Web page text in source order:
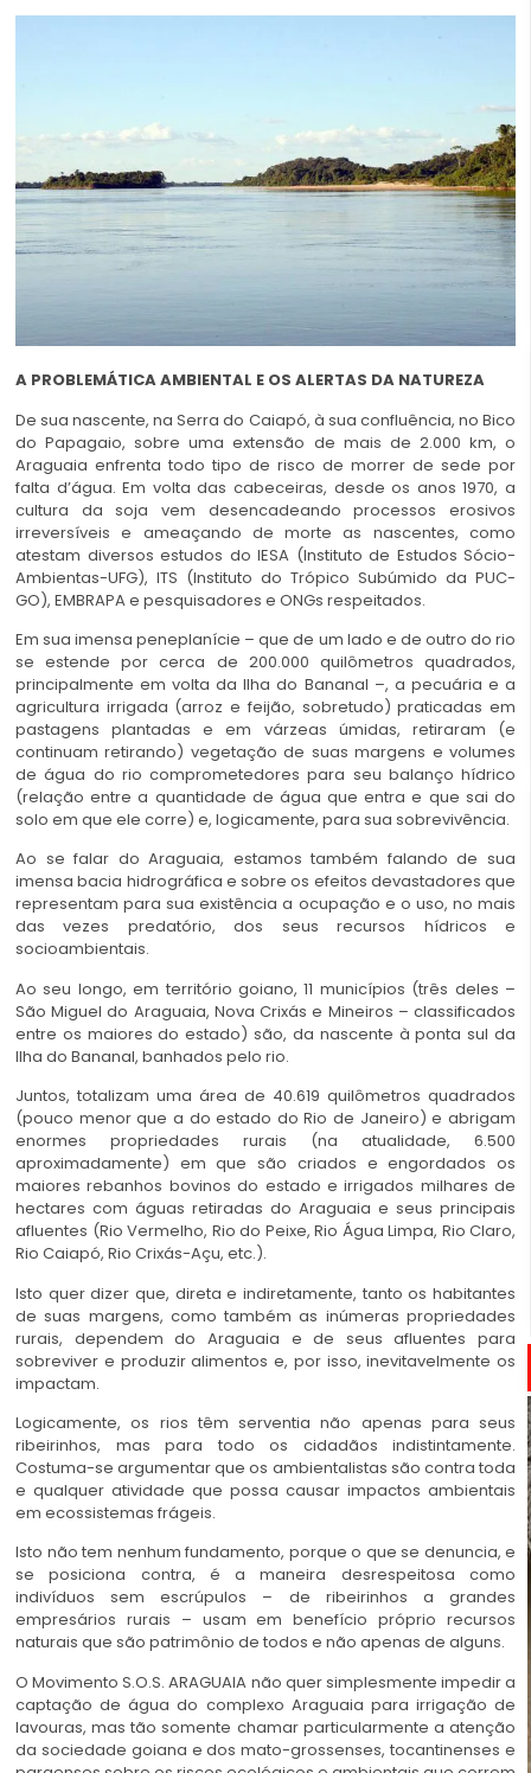
A PROBLEMÁTICA AMBIENTAL E OS ALERTAS DA NATUREZA
De sua nascente, na Serra do Caiapó, à sua confluência, no Bico
do Papagaio, sobre uma extensão de mais de 2.000 km, o
Araguaia enfrenta todo tipo de risco de morrer de sede por
falta d’água. Em volta das cabeceiras, desde os anos 1970, a
cultura da soja vem desencadeando processos erosivos
irreversíveis e ameaçando de morte as nascentes, como
atestam diversos estudos do IESA (Instituto de Estudos Sócio-
Ambientas-UFG), ITS (Instituto do Trópico Subúmido da PUC-
GO), EMBRAPA e pesquisadores e ONGs respeitados.
Em sua imensa peneplanície – que de um lado e de outro do rio
se estende por cerca de 200.000 quilômetros quadrados,
principalmente em volta da Ilha do Bananal –, a pecuária e a
agricultura irrigada (arroz e feijão, sobretudo) praticadas em
pastagens plantadas e em várzeas úmidas, retiraram (e
continuam retirando) vegetação de suas margens e volumes
de água do rio comprometedores para seu balanço hídrico
(relação entre a quantidade de água que entra e que sai do
solo em que ele corre) e, logicamente, para sua sobrevivência.
Ao se falar do Araguaia, estamos também falando de sua
imensa bacia hidrográfica e sobre os efeitos devastadores que
representam para sua existência a ocupação e o uso, no mais
das vezes predatório, dos seus recursos hídricos e
socioambientais.
Ao seu longo, em território goiano, 11 municípios (três deles –
São Miguel do Araguaia, Nova Crixás e Mineiros – classificados
entre os maiores do estado) são, da nascente à ponta sul da
Ilha do Bananal, banhados pelo rio.
Juntos, totalizam uma área de 40.619 quilômetros quadrados
(pouco menor que a do estado do Rio de Janeiro) e abrigam
enormes propriedades rurais (na atualidade, 6.500
aproximadamente) em que são criados e engordados os
maiores rebanhos bovinos do estado e irrigados milhares de
hectares com águas retiradas do Araguaia e seus principais
afluentes (Rio Vermelho, Rio do Peixe, Rio Água Limpa, Rio Claro,
Rio Caiapó, Rio Crixás-Açu, etc.).
Isto quer dizer que, direta e indiretamente, tanto os habitantes
de suas margens, como também as inúmeras propriedades
rurais, dependem do Araguaia e de seus afluentes para
sobreviver e produzir alimentos e, por isso, inevitavelmente os
impactam.
Logicamente, os rios têm serventia não apenas para seus
ribeirinhos, mas para todo os cidadãos indistintamente.
Costuma-se argumentar que os ambientalistas são contra toda
e qualquer atividade que possa causar impactos ambientais
em ecossistemas frágeis.
Isto não tem nenhum fundamento, porque o que se denuncia, e
se posiciona contra, é a maneira desrespeitosa como
indivíduos sem escrúpulos – de ribeirinhos a grandes
empresários rurais – usam em benefício próprio recursos
naturais que são patrimônio de todos e não apenas de alguns.
O Movimento S.O.S. ARAGUAIA não quer simplesmente impedir a
captação de água do complexo Araguaia para irrigação de
lavouras, mas tão somente chamar particularmente a atenção
da sociedade goiana e dos mato-grossenses, tocantinenses e